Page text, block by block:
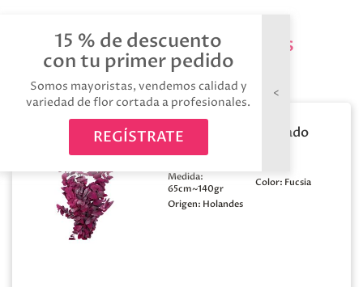
15 % de descuento
con tu primer pedido
Somos mayoristas, vendemos calidad y
variedad de flor cortada a profesionales.
REGÍSTRATE
Productos relacionados
Eucaliptus preservado
stuartiana fucsia
Medida:
65cm~140gr
Color: Fucsia
Origen: Holandes